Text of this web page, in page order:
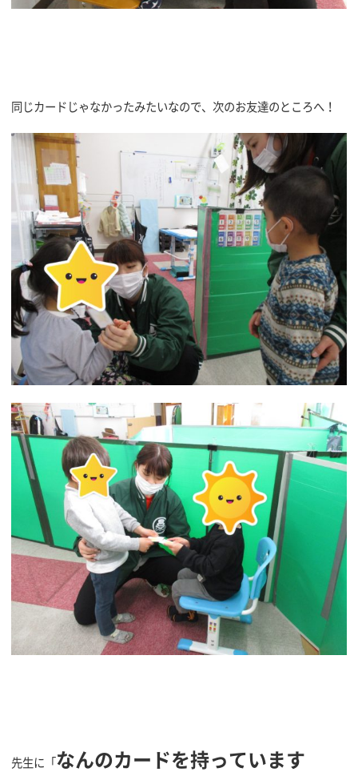
同じカードじゃなかったみたいなので、次のお友達のところへ！
先生に「なんのカードを持っています